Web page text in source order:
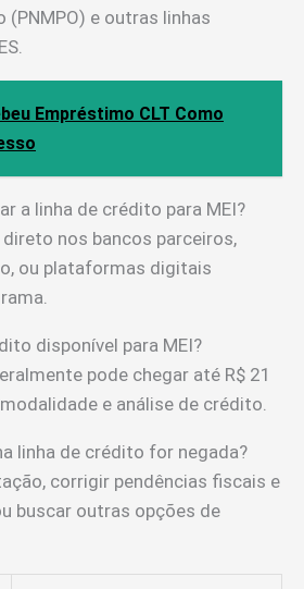
e outras linhas
Empréstimo CLT Como
a linha de crédito para MEI?
nos bancos parceiros,
ou plataformas digitais
disponível para MEI?
pode chegar até R$ 21
e análise de crédito.
linha de crédito for negada?
corrigir pendências fiscais e
buscar outras opções de